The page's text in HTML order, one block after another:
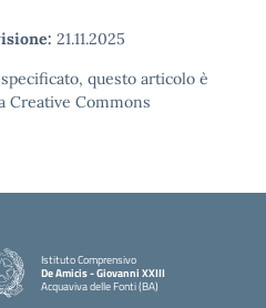
21.11.2025
questo articolo è
Creative Commons
Istituto Comprensivo
De Amicis - Giovanni XXIII
Acquaviva delle Fonti (BA)
— Visita la pagina iniziale della scuola